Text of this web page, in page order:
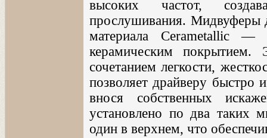
высоких частот,
прослушивания. Мидвуферы
материала Cerametallic
керамическим покрытием.
сочетанием легкости,
позволяет драйверу быстро
внося собственных
установлено по два таких
один в верхнем, что